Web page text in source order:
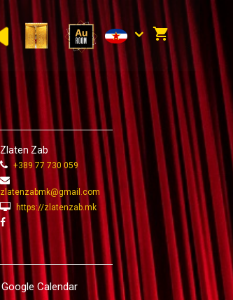
Zlaten Zab
+389 77 730 059
zlatenzabmk@gmail.com
https://zlatenzab.mk
Google Calendar